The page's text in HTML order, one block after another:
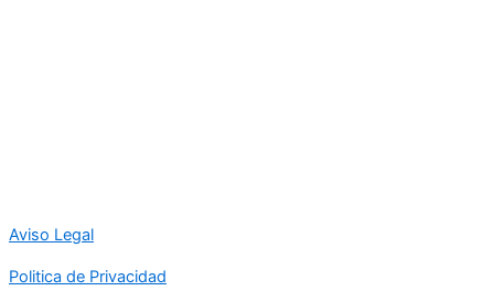
Aviso Legal
Politica de Privacidad